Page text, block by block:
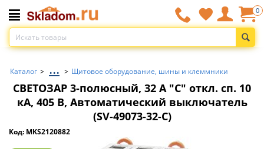
0
Каталог > ... > Щитовое оборудование, шины и клеммники
СВЕТОЗАР 3-полюсный, 32 A ″C″ откл. сп. 10
кА, 405 В, Автоматический выключатель
(SV-49073-32-C)
Код: MKS2120882